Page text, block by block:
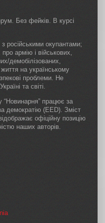
Без фейків. В курсі
російськими окупантами;
армію і військових,
демобілізованих,
на українському
проблеми. Не
та світі.
“Новинарня” працює за
демократію (EED). Зміст
офіційну позицію
наших авторів.